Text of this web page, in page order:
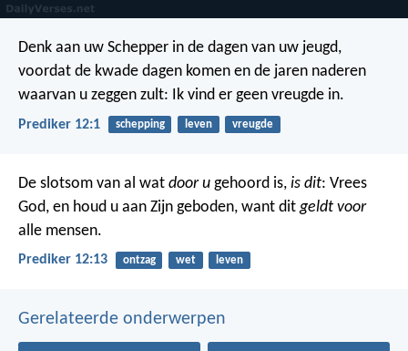
Denk aan uw Schepper in de dagen van uw jeugd,
voordat de kwade dagen komen en de jaren naderen
waarvan u zeggen zult: Ik vind er geen vreugde in.
Prediker 12:1 schepping leven vreugde
De slotsom van al wat door u gehoord is, is dit: Vrees
God, en houd u aan Zijn geboden, want ditgeldt voor
alle mensen.
Prediker 12:13 ontzag wet leven
Gerelateerde onderwerpen